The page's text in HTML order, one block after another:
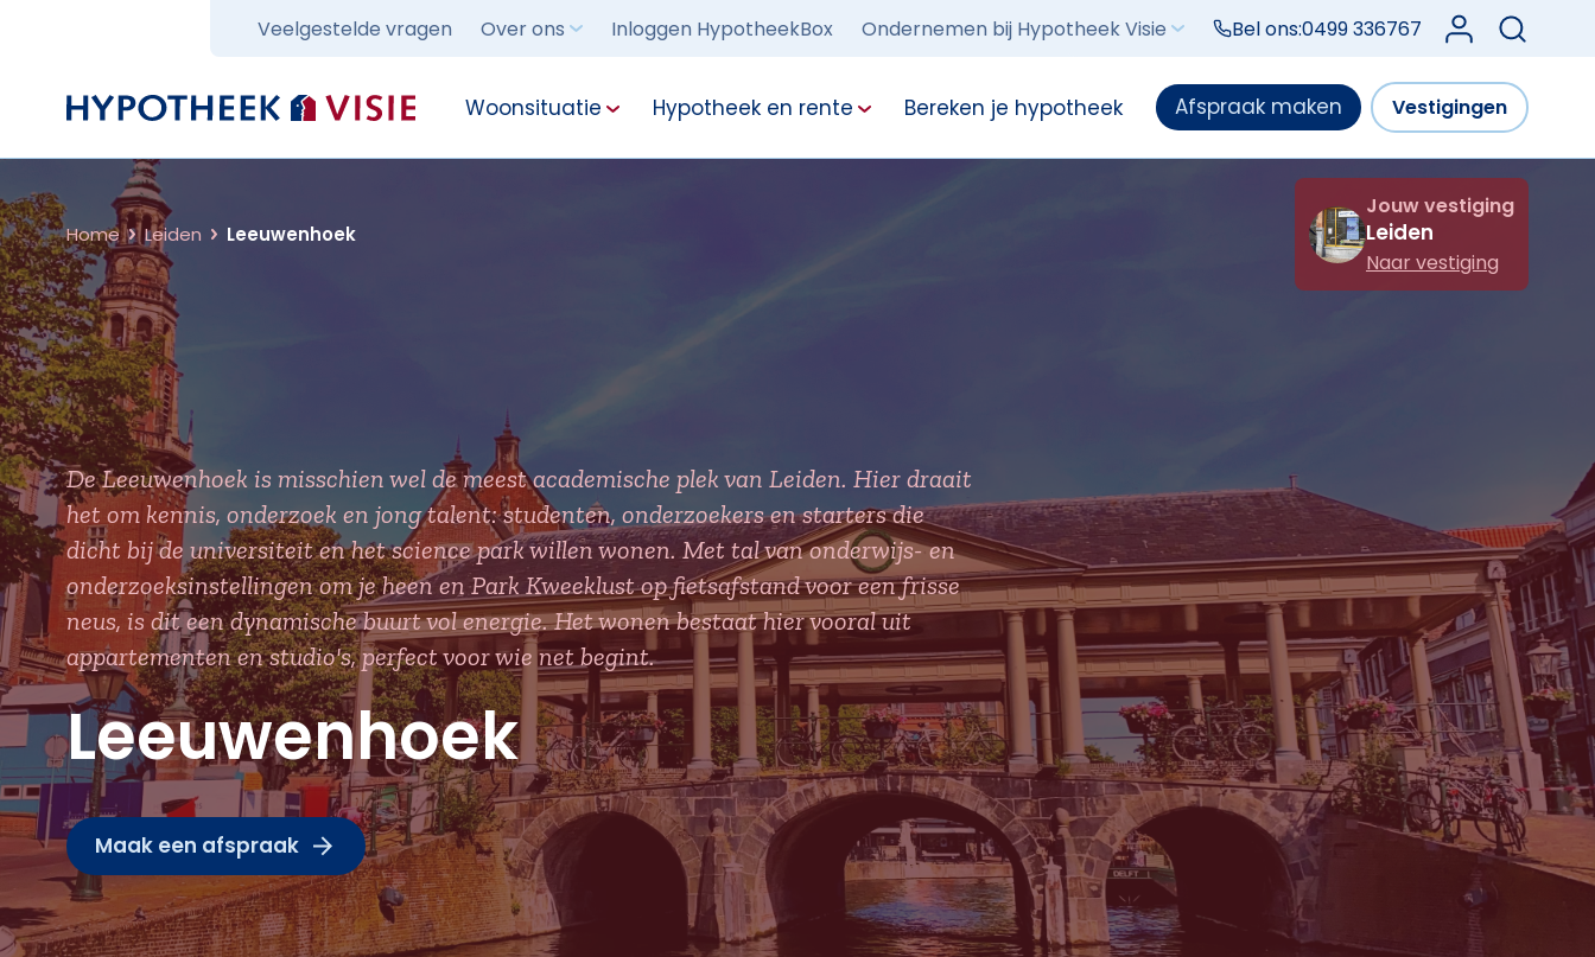
Veelgestelde vragen Over ons Inloggen HypotheekBox Ondernemen bij Hypotheek Visie Bel ons:0499 336767 Log in bij Mijn
Terug naar home Woonsituatie Hypotheek en rente Bereken je hypotheek Afspraak maken Vestigingen
Home Leiden Leeuwenhoek
Jouw vestiging
Leiden
Naar vestiging
De Leeuwenhoek is misschien wel de meest academische plek van Leiden. Hier draait
het om kennis, onderzoek en jong talent: studenten, onderzoekers en starters die
dicht bij de universiteit en het science park willen wonen. Met tal van onderwijs- en
onderzoeksinstellingen om je heen en Park Kweeklust op fietsafstand voor een frisse
neus, is dit een dynamische buurt vol energie. Het wonen bestaat hier vooral uit
appartementen en studio's, perfect voor wie net begint.
Leeuwenhoek
Maak een afspraak